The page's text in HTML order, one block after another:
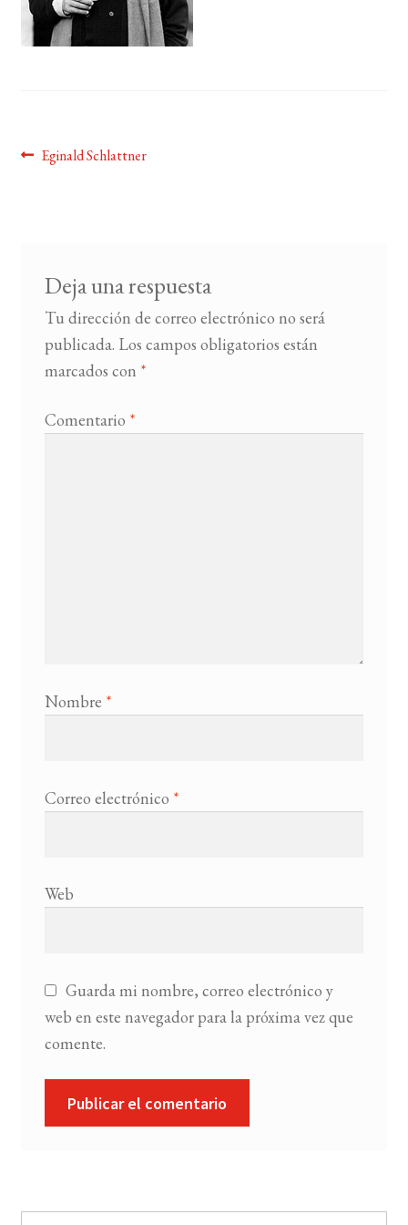
Navegación
Anterior:
Eginald Schlattner
Deja una respuesta
Tu dirección de correo electrónico no será
publicada. Los campos obligatorios están
marcados con *
Comentario *
Nombre *
Correo electrónico *
Web
Guarda mi nombre, correo electrónico y
web en este navegador para la próxima vez que
comente.